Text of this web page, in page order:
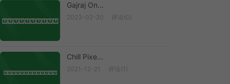
Gajraj One
Gajraj On...
2023-02-20 评论(0)
Chill Pixe...
Chill Pixe...
2021-12-21 评论(1)